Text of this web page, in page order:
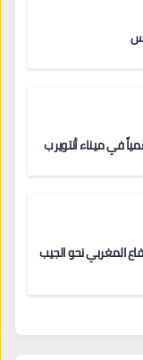
المغربي نحو الجيب